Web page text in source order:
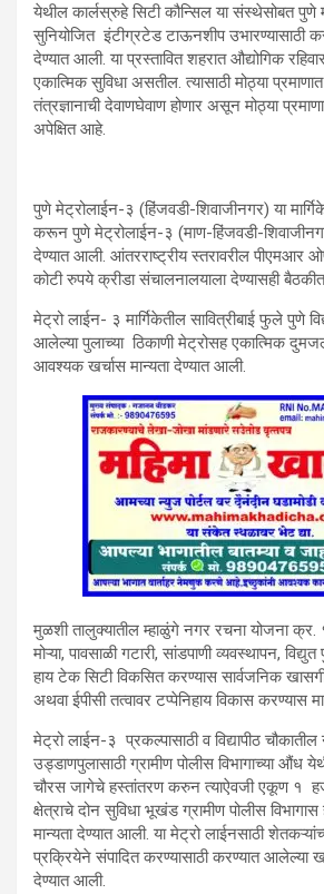
येथील कार्लस्रुहे सिटी कौन्सिल या संस्थेसोबत
सुनियोजित इंटीग्रटेड टाऊनशीप उभारण्यासाठी
देण्यात आली. या प्रस्तावित शहरात औद्योगिक
एकात्मिक सुविधा असतील. त्यासाठी मोठ्या
तंत्रज्ञानाची देवाणघेवाण होणार असून मोठ्या
अपेक्षित आहे.
पुणे मेट्रोलाईन-३ (हिंजवडी-शिवाजीनगर) या
करून पुणे मेट्रोलाईन-३ (माण-हिंजवडी-
देण्यात आली. आंतरराष्ट्रीय स्तरावरील पीएमआर
कोटी रुपये क्रीडा संचालनालयाला देण्यासही
मेट्रो लाईन- ३ मार्गिकेतील सावित्रीबाई फुले पुणे
आलेल्या पुलाच्या ठिकाणी मेट्रोसह एकात्मिक
आवश्यक खर्चास मान्यता देण्यात आली.
मुळशी तालुक्यातील म्हाळुंगे नगर रचना योजना
मोऱ्या, पावसाळी गटारी, सांडपाणी व्यवस्थापन,
हाय टेक सिटी विकसित करण्यास सार्वजनिक खासगी
अथवा ईपीसी तत्वावर टप्पेनिहाय विकास करण्यास
मेट्रो लाईन-३ प्रकल्पासाठी व विद्यापीठ
उड्डाणपुलासाठी ग्रामीण पोलीस विभागाच्या
चौरस जागेचे हस्तांतरण करुन त्याऐवजी एकूण १
क्षेत्राचे दोन सुविधा भूखंड ग्रामीण पोलीस
मान्यता देण्यात आली. या मेट्रो लाईनसाठी
प्रक्रियेने संपादित करण्यासाठी करण्यात आलेल्या
देण्यात आली.